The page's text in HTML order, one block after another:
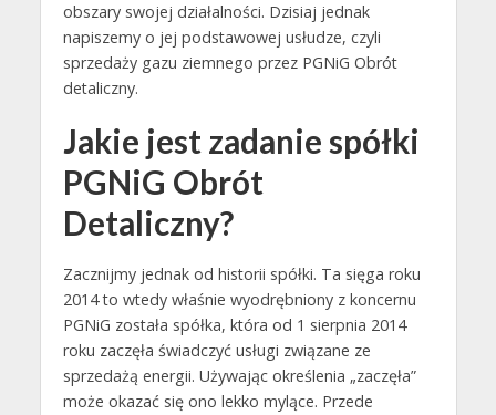
obszary swojej działalności. Dzisiaj jednak
napiszemy o jej podstawowej usłudze, czyli
sprzedaży gazu ziemnego przez PGNiG Obrót
detaliczny.
Jakie jest zadanie spółki
PGNiG Obrót
Detaliczny?
Zacznijmy jednak od historii spółki. Ta sięga roku
2014 to wtedy właśnie wyodrębniony z koncernu
PGNiG została spółka, która od 1 sierpnia 2014
roku zaczęła świadczyć usługi związane ze
sprzedażą energii. Używając określenia „zaczęła”
może okazać się ono lekko mylące. Przede